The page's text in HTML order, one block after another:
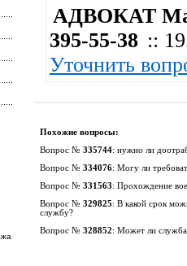
АДВОКАТ
395-55-38 ::
Уточнить
Похожие вопросы:
Вопрос № 335744: нужно ли
Вопрос № 334076: Могу ли
Вопрос № 331563: Прохождение
Вопрос № 329825: В какой срок
службу?
Вопрос № 328852: Может ли служба